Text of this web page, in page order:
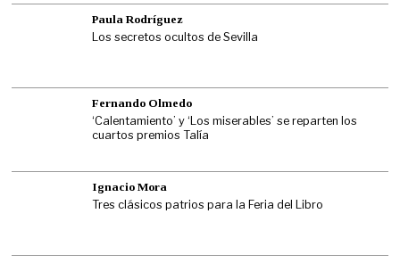
Paula Rodríguez
Los secretos ocultos de Sevilla
Fernando Olmedo
‘Calentamiento’ y ‘Los miserables’ se reparten los
cuartos premios Talía
Ignacio Mora
Tres clásicos patrios para la Feria del Libro